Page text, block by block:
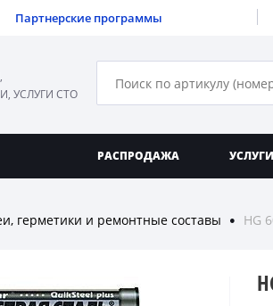
Партнерские программы
УСЛУГИ СТО
РАСПРОДАЖА
герметики и ремонтные составы ● HG